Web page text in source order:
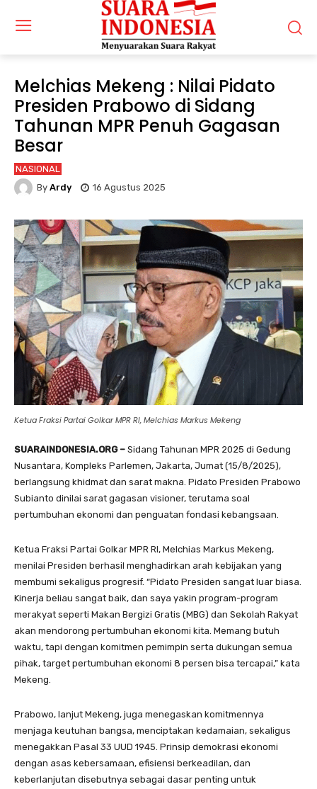
Melchias Mekeng : Nilai Pidato
Presiden Prabowo di Sidang
Tahunan MPR Penuh Gagasan
Besar
NASIONAL
By Ardy 16 Agustus 2025
Ketua Fraksi Partai Golkar MPR RI, Melchias Markus Mekeng
SUARAINDONESIA.ORG – Sidang Tahunan MPR 2025 di Gedung
Nusantara, Kompleks Parlemen, Jakarta, Jumat (15/8/2025),
berlangsung khidmat dan sarat makna. Pidato Presiden Prabowo
Subianto dinilai sarat gagasan visioner, terutama soal
pertumbuhan ekonomi dan penguatan fondasi kebangsaan.
Ketua Fraksi Partai Golkar MPR RI, Melchias Markus Mekeng,
menilai Presiden berhasil menghadirkan arah kebijakan yang
membumi sekaligus progresif. “Pidato Presiden sangat luar biasa.
Kinerja beliau sangat baik, dan saya yakin program-program
merakyat seperti Makan Bergizi Gratis (MBG) dan Sekolah Rakyat
akan mendorong pertumbuhan ekonomi kita. Memang butuh
waktu, tapi dengan komitmen pemimpin serta dukungan semua
pihak, target pertumbuhan ekonomi 8 persen bisa tercapai,” kata
Mekeng.
Prabowo, lanjut Mekeng, juga menegaskan komitmennya
menjaga keutuhan bangsa, menciptakan kedamaian, sekaligus
menegakkan Pasal 33 UUD 1945. Prinsip demokrasi ekonomi
dengan asas kebersamaan, efisiensi berkeadilan, dan
keberlanjutan disebutnya sebagai dasar penting untuk